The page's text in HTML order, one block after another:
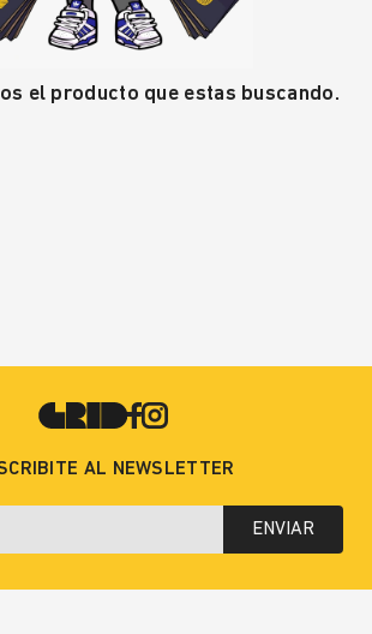
el producto que estas buscando.
AL NEWSLETTER
ENVIAR